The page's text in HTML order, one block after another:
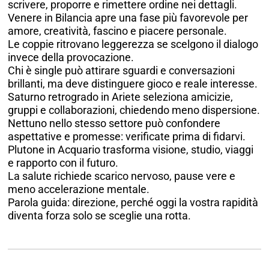
scrivere, proporre e rimettere ordine nei dettagli.
Venere in Bilancia apre una fase più favorevole per
amore, creatività, fascino e piacere personale.
Le coppie ritrovano leggerezza se scelgono il dialogo
invece della provocazione.
Chi è single può attirare sguardi e conversazioni
brillanti, ma deve distinguere gioco e reale interesse.
Saturno retrogrado in Ariete seleziona amicizie,
gruppi e collaborazioni, chiedendo meno dispersione.
Nettuno nello stesso settore può confondere
aspettative e promesse: verificate prima di fidarvi.
Plutone in Acquario trasforma visione, studio, viaggi
e rapporto con il futuro.
La salute richiede scarico nervoso, pause vere e
meno accelerazione mentale.
Parola guida: direzione, perché oggi la vostra rapidità
diventa forza solo se sceglie una rotta.